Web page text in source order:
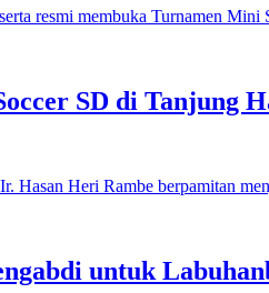
SD di Tanjung
untuk